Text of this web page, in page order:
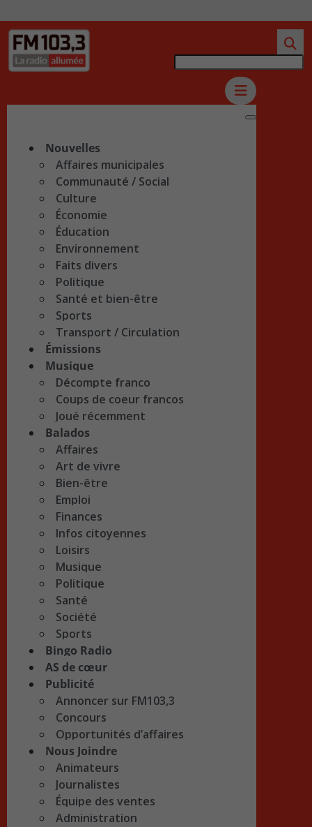
Nouvelles
Affaires municipales
Communauté / Social
Culture
Économie
Éducation
Environnement
Faits divers
Politique
Santé et bien-être
Sports
Transport / Circulation
Émissions
Musique
Décompte franco
Coups de coeur francos
Joué récemment
Balados
Affaires
Art de vivre
Bien-être
Emploi
Finances
Infos citoyennes
Loisirs
Musique
Politique
Santé
Société
Sports
Bingo Radio
AS de cœur
Publicité
Annoncer sur FM103,3
Concours
Opportunités d’affaires
Nous Joindre
Animateurs
Journalistes
Équipe des ventes
Administration